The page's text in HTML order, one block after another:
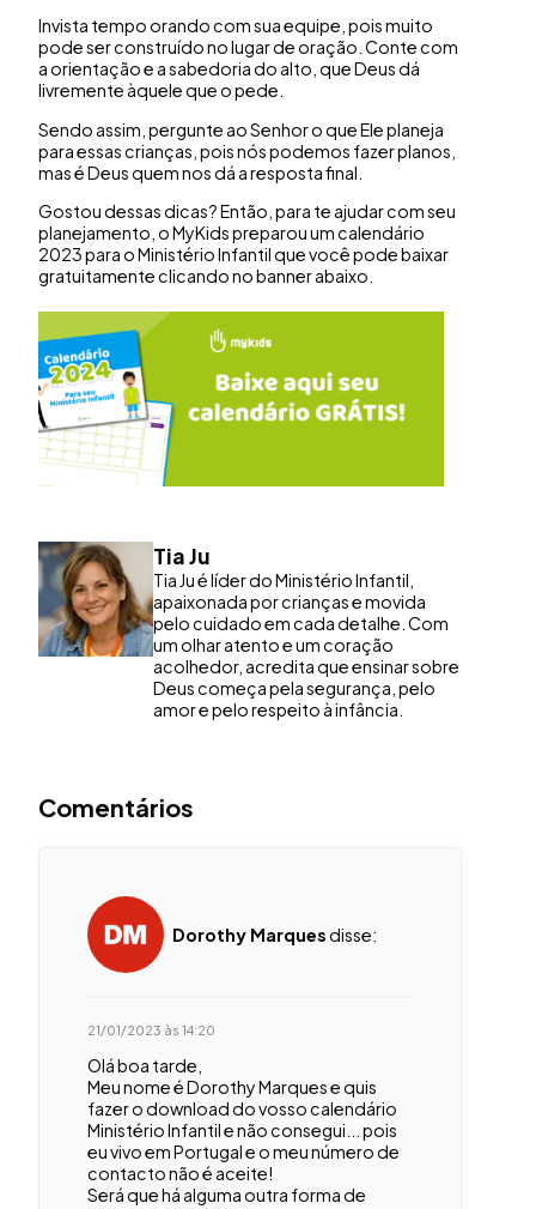
Invista tempo orando com sua equipe, pois muito
pode ser construído no lugar de oração. Conte com
a orientação e a sabedoria do alto, que Deus dá
livremente àquele que o pede.
Sendo assim, pergunte ao Senhor o que Ele planeja
para essas crianças, pois nós podemos fazer planos,
mas é Deus quem nos dá a resposta final.
Gostou dessas dicas? Então, para te ajudar com seu
planejamento, o MyKids preparou um calendário
2023 para o Ministério Infantil que você pode baixar
gratuitamente clicando no banner abaixo.
Tia Ju
Tia Ju é líder do Ministério Infantil,
apaixonada por crianças e movida
pelo cuidado em cada detalhe. Com
um olhar atento e um coração
acolhedor, acredita que ensinar sobre
Deus começa pela segurança, pelo
amor e pelo respeito à infância.
Comentários
Dorothy Marquesdisse:
21/01/2023 às 14:20
Olá boa tarde,
Meu nome é Dorothy Marques e quis
fazer o download do vosso calendário
Ministério Infantil e não consegui... pois
eu vivo em Portugal e o meu número de
contacto não é aceite!
Será que há alguma outra forma de